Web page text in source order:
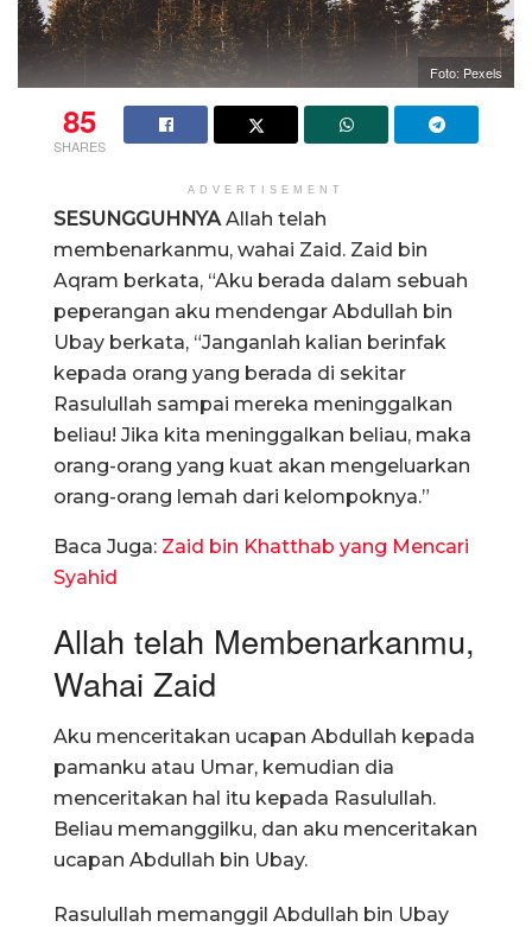
Foto: Pexels
85
SHARES
ADVERTISEMENT
SESUNGGUHNYA Allah telah
membenarkanmu, wahai Zaid. Zaid bin
Aqram berkata, “Aku berada dalam sebuah
peperangan aku mendengar Abdullah bin
Ubay berkata, “Janganlah kalian berinfak
kepada orang yang berada di sekitar
Rasulullah sampai mereka meninggalkan
beliau! Jika kita meninggalkan beliau, maka
orang-orang yang kuat akan mengeluarkan
orang-orang lemah dari kelompoknya.”
Baca Juga: Zaid bin Khatthab yang Mencari
Syahid
Allah telah Membenarkanmu,
Wahai Zaid
Aku menceritakan ucapan Abdullah kepada
pamanku atau Umar, kemudian dia
menceritakan hal itu kepada Rasulullah.
Beliau memanggilku, dan aku menceritakan
ucapan Abdullah bin Ubay.
Rasulullah memanggil Abdullah bin Ubay